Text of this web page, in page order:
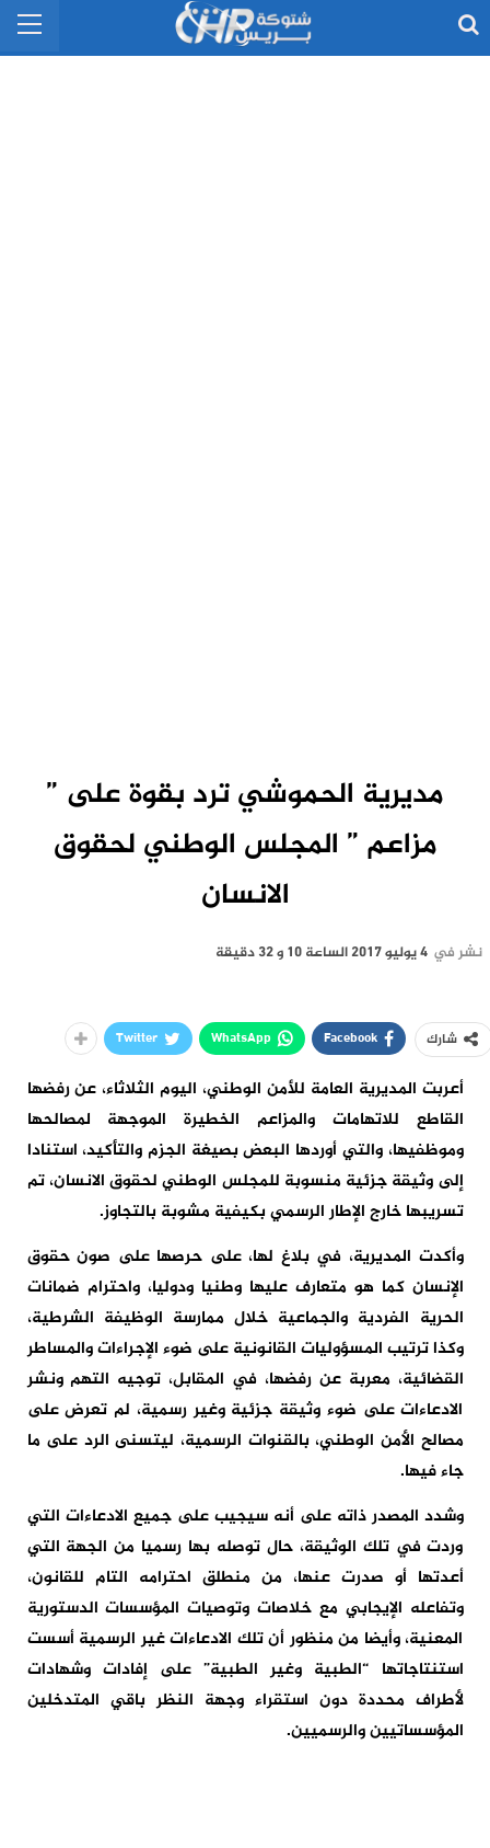
مديرية الحموشي ترد بقوة على ”
مزاعم ” المجلس الوطني لحقوق
الانسان
نشر في 4 يوليو 2017 الساعة 10 و 32 دقيقة
شارك Facebook
WhatsApp
Twitter
أعربت المديرية العامة للأمن الوطني، اليوم الثلاثاء، عن رفضها
القاطع للاتهامات والمزاعم الخطيرة الموجهة لمصالحها
وموظفيها، والتي أوردها البعض بصيغة الجزم والتأكيد، استنادا
إلى وثيقة جزئية منسوبة للمجلس الوطني لحقوق الانسان، تم
تسريبها خارج الإطار الرسمي بكيفية مشوبة بالتجاوز.
وأكدت المديرية، في بلاغ لها، على حرصها على صون حقوق
الإنسان كما هو متعارف عليها وطنيا ودوليا، واحترام ضمانات
الحرية الفردية والجماعية خلال ممارسة الوظيفة الشرطية،
وكذا ترتيب المسؤوليات القانونية على ضوء الإجراءات والمساطر
القضائية، معربة عن رفضها، في المقابل، توجيه التهم ونشر
الادعاءات على ضوء وثيقة جزئية وغير رسمية، لم تعرض على
مصالح الأمن الوطني، بالقنوات الرسمية، ليتسنى الرد على ما
جاء فيها.
وشدد المصدر ذاته على أنه سيجيب على جميع الادعاءات التي
وردت في تلك الوثيقة، حال توصله بها رسميا من الجهة التي
أعدتها أو صدرت عنها، من منطلق احترامه التام للقانون،
وتفاعله الإيجابي مع خلاصات وتوصيات المؤسسات الدستورية
المعنية، وأيضا من منظور أن تلك الادعاءات غير الرسمية أسست
استنتاجاتها “الطبية وغير الطبية” على إفادات وشهادات
لأطراف محددة دون استقراء وجهة النظر باقي المتدخلين
المؤسساتيين والرسميين.